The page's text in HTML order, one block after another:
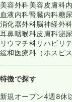
美容外科美容皮膚科
血液内科腎臓内科糖
消化器外科脳神経外科
耳鼻咽喉科皮膚科泌
リウマチ科リハビリ
緩和医療科（ホスピス
特徴で探す
新規オープン4週8休